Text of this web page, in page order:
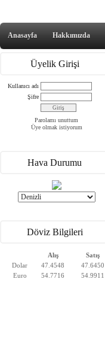
Anasayfa Hakkımızda
Üyelik Girişi
Kullanıcı adı
Şifre
Parolamı unuttum
Üye olmak istiyorum
Hava Durumu
Döviz Bilgileri
Alış
Satış
Dolar
47.4548
47.6450
Euro
54.7716 54.9911